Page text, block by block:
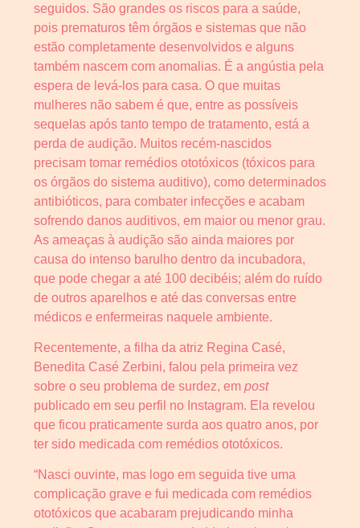
seguidos. São grandes os riscos para a saúde,
pois prematuros têm órgãos e sistemas que não
estão completamente desenvolvidos e alguns
também nascem com anomalias. É a angústia pela
espera de levá-los para casa. O que muitas
mulheres não sabem é que, entre as possíveis
sequelas após tanto tempo de tratamento, está a
perda de audição. Muitos recém-nascidos
precisam tomar remédios ototóxicos (tóxicos para
os órgãos do sistema auditivo), como determinados
antibióticos, para combater infecções e acabam
sofrendo danos auditivos, em maior ou menor grau.
As ameaças à audição são ainda maiores por
causa do intenso barulho dentro da incubadora,
que pode chegar a até 100 decibéis; além do ruído
de outros aparelhos e até das conversas entre
médicos e enfermeiras naquele ambiente.
Recentemente, a filha da atriz Regina Casé,
Benedita Casé Zerbini, falou pela primeira vez
sobre o seu problema de surdez, em post
publicado em seu perfil no Instagram. Ela revelou
que ficou praticamente surda aos quatro anos, por
ter sido medicada com remédios ototóxicos.
“Nasci ouvinte, mas logo em seguida tive uma
complicação grave e fui medicada com remédios
ototóxicos que acabaram prejudicando minha